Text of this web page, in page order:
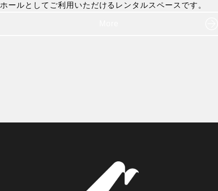
ホールとしてご利用いただけるレンタルスペースです。